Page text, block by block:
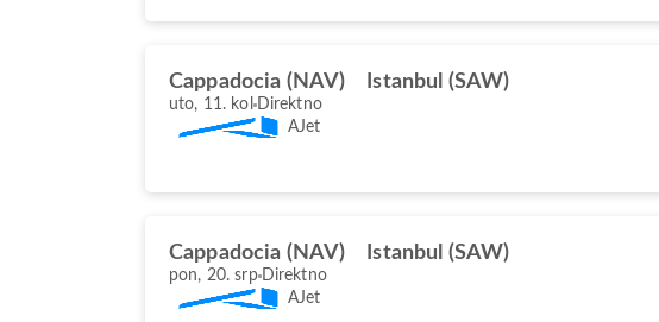
Cappadocia (NAV) Istanbul (SAW)
uto, 11. kol Direktno
AJet
Cappadocia (NAV) Istanbul (SAW)
pon, 20. srp Direktno
AJet